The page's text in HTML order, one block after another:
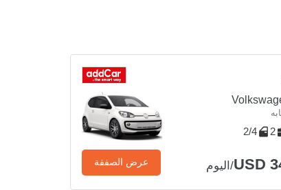
2
2/4
USD/اليوم عرض الصفقة